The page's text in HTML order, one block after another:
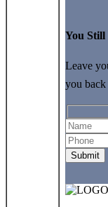
You Still
Leave
you back